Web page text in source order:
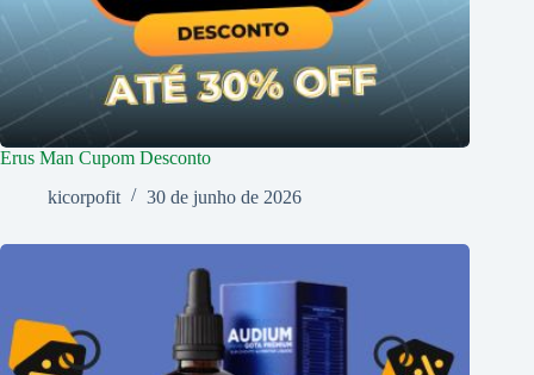
Erus Man Cupom Desconto
kicorpofit
30 de junho de 2026